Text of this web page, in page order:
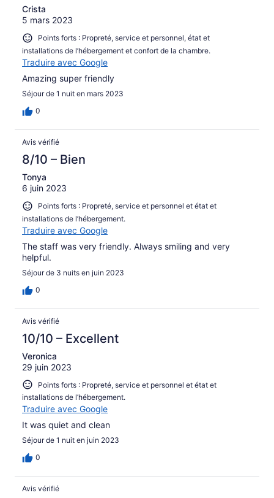
Crista
5 mars 2023
Points forts : Propreté, service et personnel, état et
installations de l’hébergement et confort de la chambre.
Traduire avec Google
Amazing super friendly
Séjour de 1 nuit en mars 2023
0
Avis vérifié
8/10 – Bien
Tonya
6 juin 2023
Points forts : Propreté, service et personnel et état et
installations de l’hébergement.
Traduire avec Google
The staff was very friendly. Always smiling and very
helpful.
Séjour de 3 nuits en juin 2023
0
Avis vérifié
10/10 – Excellent
Veronica
29 juin 2023
Points forts : Propreté, service et personnel et état et
installations de l’hébergement.
Traduire avec Google
It was quiet and clean
Séjour de 1 nuit en juin 2023
0
Avis vérifié